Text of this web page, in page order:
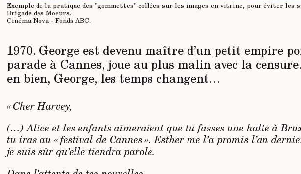
Exemple de la pratique des "gommettes" collées sur les images en vitrine, pour éviter les
Brigade des Moeurs.
Cinéma Nova - Fonds ABC.
1970. George est devenu maître d’un petit empire
parade à Cannes, joue au plus malin avec la
en bien, George, les temps changent…
« Cher Harvey,
(…) Alice et les enfants aimeraient que tu fasses une halte à
tu iras au « festival de Cannes ». Esther me l’a promis l’an
je suis sûr qu’elle tiendra parole.